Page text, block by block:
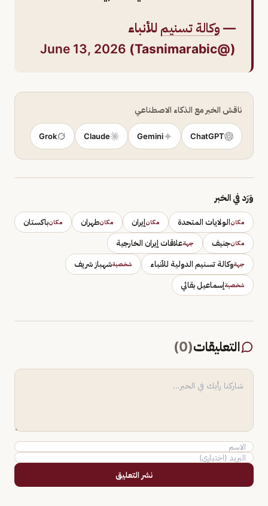
— وكالة تسنيم للأنباء
(@Tasnimarabic)
June 13, 2026
ناقش الخبر مع الذكاء الاصطناعي
ChatGPT
Gemini
Claude
Grok
وَرَد في الخبر
مكانالولايات المتحدة مكانإيران مكانطهران مكانباكستان
مكانجنيف جهةعلاقات إيران الخارجية
جهةوكالة تسنيم الدولية للأنباء شخصيةشهباز شريف
شخصيةإسماعيل بقائي
التعليقات(
0
)
نشر التعليق